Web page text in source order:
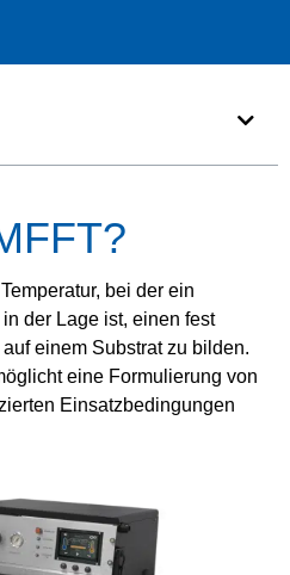
bei der ein
der Lage ist, einen fest
einem Substrat zu bilden.
eine Formulierung von
Einsatzbedingungen